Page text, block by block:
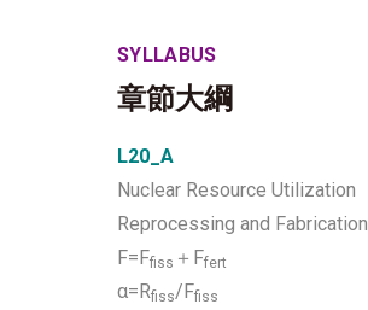
SYLLABUS
章節大綱
L20_A
Nuclear Resource Utilization
Reprocessing and Fabrication
F=Ffiss ＋Ffert
α=Rfiss/Ffiss